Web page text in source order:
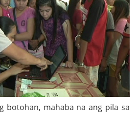
botohan, mahaba na ang pila sa